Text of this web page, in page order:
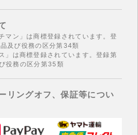
マン」は商標登録されています。登
及び役務の区分第34類
」は商標登録されています。登録第
役務の区分第35類
リングオフ、保証等につい